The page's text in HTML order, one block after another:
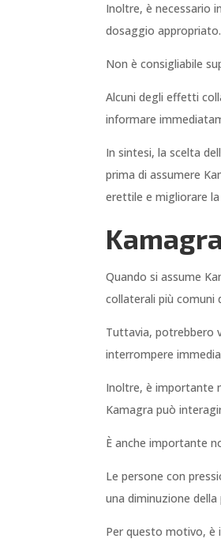
Inoltre, è necessario
dosaggio appropriato.
Non è consigliabile
Alcuni degli effetti
informare
In sintesi, la scelta
prima di assumere
erettile e migliorare
Quando si assume
collaterali più comuni
Tuttavia, potrebbero
interrompere
Inoltre, è importante
Kamagra può
È anche importante
Le persone con
una diminuzione
Per questo motivo, è